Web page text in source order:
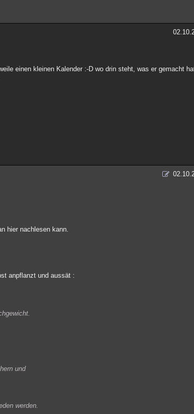
einen kleinen Kalender :-D wo drin steht, was er gemacht
hier nachlesen kann.
anpflanzt und aussät :
und
werden.